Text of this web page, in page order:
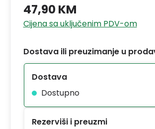
47,90 KM
Cijena sa uključenim PDV-om
Dostava ili preuzimanje u
Dostava
Dostupno
Rezerviši i preuzmi